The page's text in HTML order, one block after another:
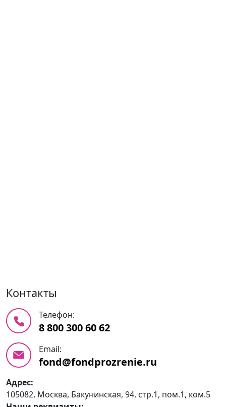
Контакты
Телефон:
8 800 300 60 62
Email:
fond@fondprozrenie.ru
Адрес:
105082, Москва, Бакунинская, 94, стр.1, пом.1, ком.5